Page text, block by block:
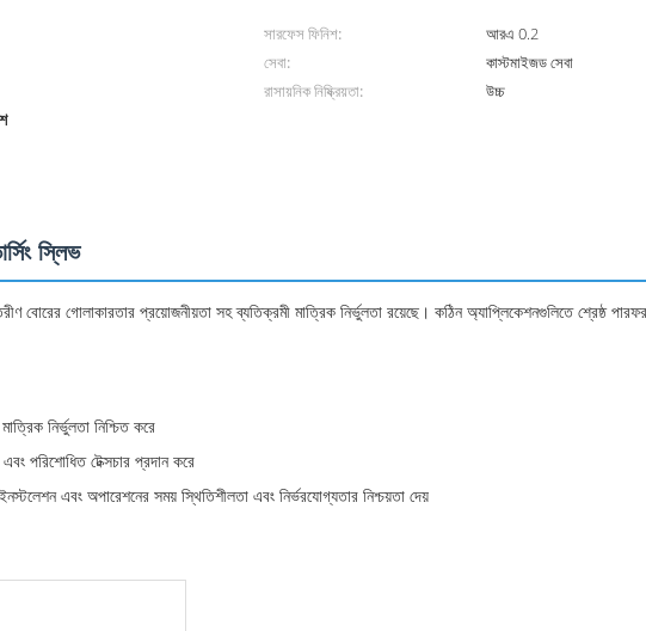
সারফেস ফিনিশ:
আরএ 0.2
সেবা:
কাস্টমাইজড সেবা
রাসায়নিক নিষ্ক্রিয়তা:
উচ্চ
স্লিভ
বোরের গোলাকারতার প্রয়োজনীয়তা সহ ব্যতিক্রমী মাত্রিক নির্ভুলতা রয়েছে। কঠিন অ্যাপ্লিকেশনগুলিতে শ্রেষ্ঠ
নির্ভুলতা নিশ্চিত করে
পরিশোধিত টেক্সচার প্রদান করে
এবং অপারেশনের সময় স্থিতিশীলতা এবং নির্ভরযোগ্যতার নিশ্চয়তা দেয়